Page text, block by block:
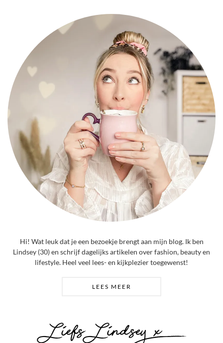
Hi! Wat leuk dat je een bezoekje brengt aan mijn blog. Ik ben
Lindsey (30) en schrijf dagelijks artikelen over fashion, beauty en
lifestyle. Heel veel lees- en kijkplezier toegewenst!
LEES MEER